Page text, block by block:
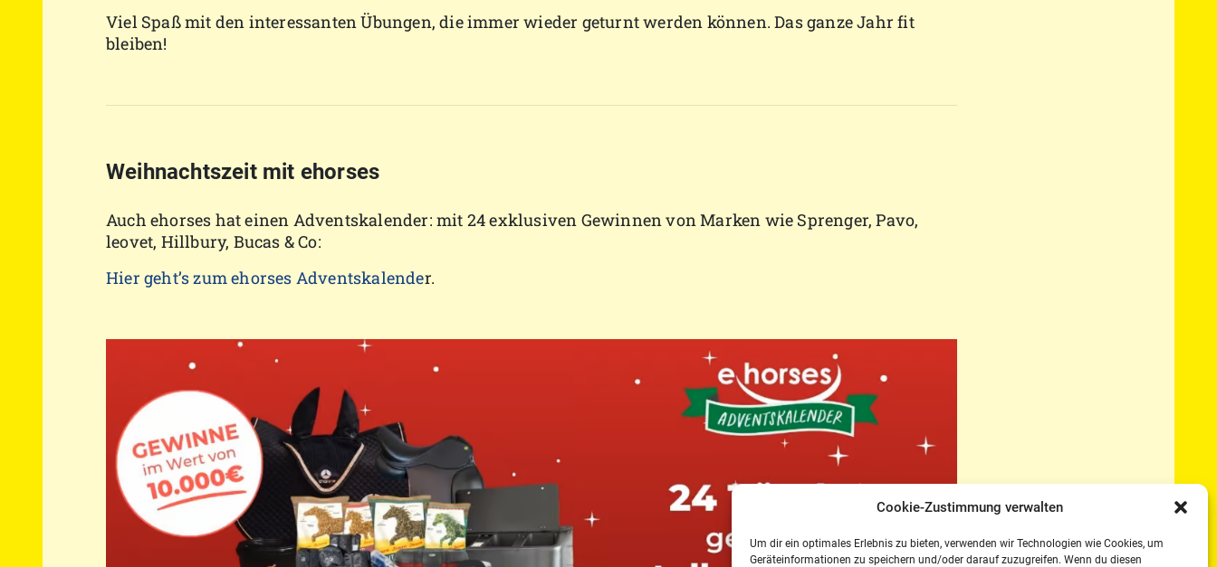
Cookie-Zustimmung verwalten
Um dir ein optimales Erlebnis zu bieten, verwenden wir Technologien wie Cookies, um
Geräteinformationen zu speichern und/oder darauf zuzugreifen. Wenn du diesen
Viel Spaß mit den interessanten Übungen, die immer wieder geturnt werden können. Das ganze Jahr fit
bleiben!
Weihnachtszeit mit ehorses
Auch ehorses hat einen Adventskalender: mit 24 exklusiven Gewinnen von Marken wie Sprenger, Pavo,
leovet, Hillbury, Bucas & Co:
Hier geht’s zum ehorses Adventskalender.